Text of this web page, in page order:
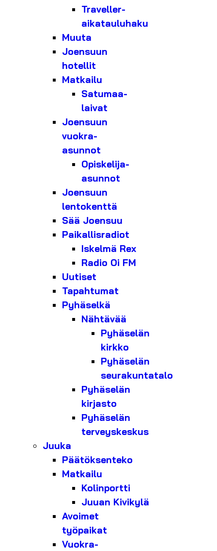
Traveller-
aikatauluhaku
Muuta
Joensuun
hotellit
Matkailu
Satumaa-
laivat
Joensuun
vuokra-
asunnot
Opiskelija-
asunnot
Joensuun
lentokenttä
Sää Joensuu
Paikallisradiot
Iskelmä Rex
Radio Oi FM
Uutiset
Tapahtumat
Pyhäselkä
Nähtävää
Pyhäselän
kirkko
Pyhäselän
seurakuntatalo
Pyhäselän
kirjasto
Pyhäselän
terveyskeskus
Juuka
Päätöksenteko
Matkailu
Kolinportti
Juuan Kivikylä
Avoimet
työpaikat
Vuokra-